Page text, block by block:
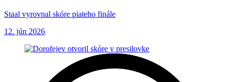
Staal vyrovnal skóre piateho finále
12. jún 2026